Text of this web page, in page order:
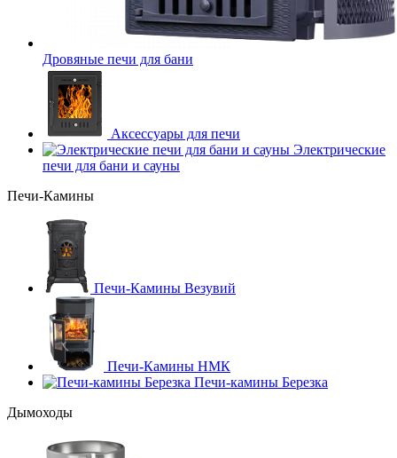
Дровяные печи для бани
Аксессуары для печи
Электрические
печи для бани и сауны
Печи-Камины
Печи-Камины Везувий
Печи-Камины НМК
Печи-камины Березка
Дымоходы